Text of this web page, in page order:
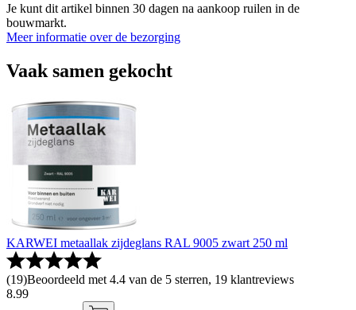
Je kunt dit artikel binnen 30 dagen na aankoop ruilen in de
bouwmarkt.
Meer informatie over de bezorging
Vaak samen gekocht
KARWEI metaallak zijdeglans RAL 9005 zwart 250 ml
(19)Beoordeeld met 4.4 van de 5 sterren, 19 klantreviews
8.99